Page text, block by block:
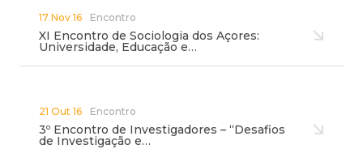
17 Nov 16 Encontro
XI Encontro de Sociologia dos Açores:
Universidade, Educação e…
21 Out 16 Encontro
3º Encontro de Investigadores – “Desafios
de Investigação e…